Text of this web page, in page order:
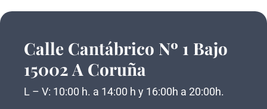
Calle Cantábrico Nº 1 Bajo
15002 A Coruña
L – V: 10:00 h. a 14:00 h y 16:00h a 20:00h.